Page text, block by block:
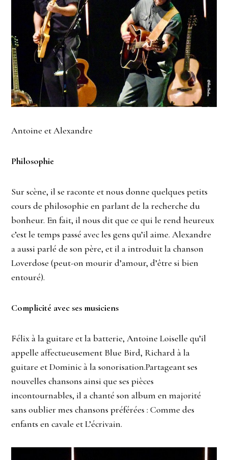
Antoine et Alexandre
Philosophie
Sur scène, il se raconte et nous donne quelques petits
cours de philosophie en parlant de la recherche du
bonheur. En fait, il nous dit que ce qui le rend heureux
c’est le temps passé avec les gens qu’il aime. Alexandre
a aussi parlé de son père, et il a introduit la chanson
Loverdose (peut-on mourir d’amour, d’être si bien
entouré).
Complicité avec ses musiciens
Félix à la guitare et la batterie, Antoine Loiselle qu’il
appelle affectueusement Blue Bird, Richard à la
guitare et Dominic à la sonorisation.Partageant ses
nouvelles chansons ainsi que ses pièces
incontournables, il a chanté son album en majorité
sans oublier mes chansons préférées : Comme des
enfants en cavale et L’écrivain.